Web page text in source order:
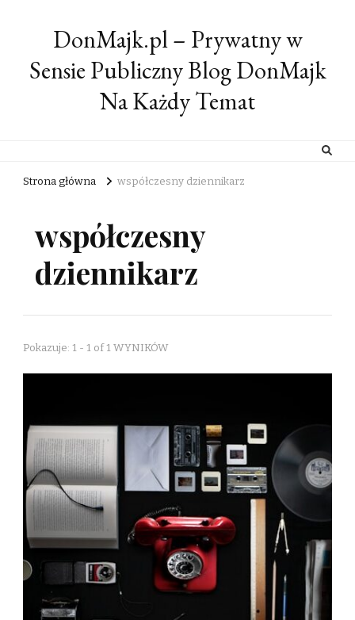
DonMajk.pl – Prywatny w
Sensie Publiczny Blog DonMajk
Na Każdy Temat
Strona główna współczesny dziennikarz
współczesny
dziennikarz
Pokazuje: 1 - 1 of 1 WYNIKÓW